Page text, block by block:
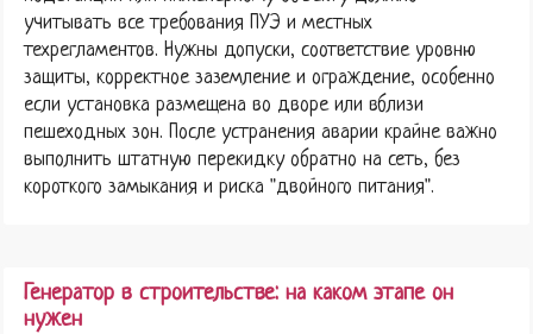
учитывать все требования ПУЭ и местных
техрегламентов. Нужны допуски, соответствие уровню
защиты, корректное заземление и ограждение, особенно
если установка размещена во дворе или вблизи
пешеходных зон. После устранения аварии крайне важно
выполнить штатную перекидку обратно на сеть, без
короткого замыкания и риска "двойного питания".
Генератор в строительстве: на каком этапе он
нужен